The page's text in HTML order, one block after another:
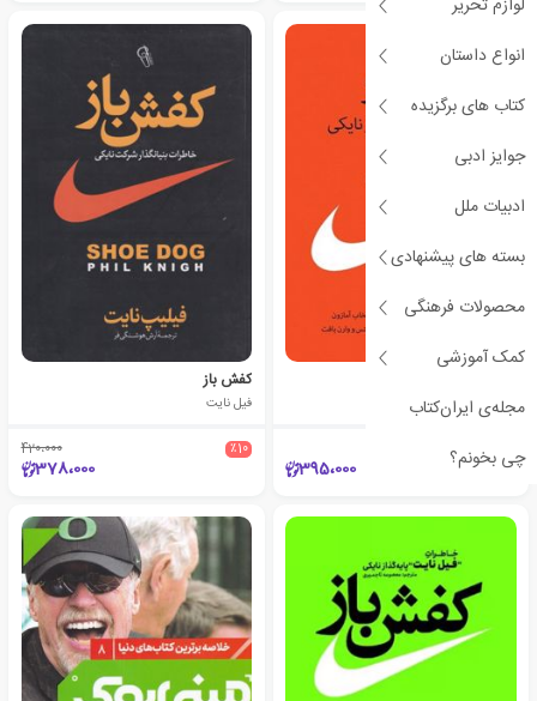
انواع داستان
کتاب های برگزیده
جوایز ادبی
ادبیات ملل
بسته های پیشنهادی
محصولات فرهنگی
کمک آموزشی
مجله‌ی ایران‌کتاب
چی بخونم؟
فیل نایت
395،000
کفش باز
فیل نایت
٪10 420،000
378،000